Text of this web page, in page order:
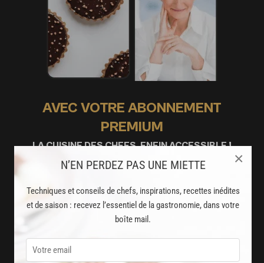
N’EN PERDEZ PAS UNE MIETTE
Techniques et conseils de chefs, inspirations, recettes inédites
et de saison : recevez l’essentiel de la gastronomie, dans votre
boîte mail.
×
AVEC VOTRE ABONNEMENT
PREMIUM
LA CUISINE DES CHEFS, ENFIN ACCESSIBLE !
partagées par vos chefs préférés
2000
et techniques de cuisine et pâtisserie